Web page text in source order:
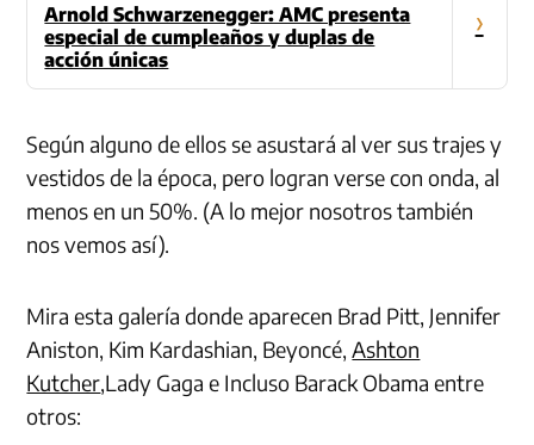
Arnold Schwarzenegger: AMC presenta
especial de cumpleaños y duplas de
acción únicas
›
Según alguno de ellos se asustará al versus trajes y
vestidos de la época, pero logran verse con onda, al
menos en un 50%. (A lo mejor nosotros también
nos vemos así).
Mira esta galería donde aparecen Brad Pitt, Jennifer
Aniston, Kim Kardashian, Beyoncé,Ashton
Kutcher,Lady Gaga e Incluso Barack Obama entre
otros: